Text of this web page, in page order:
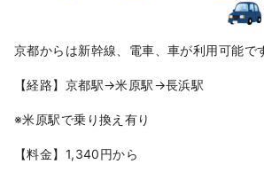
町屋ステイと貸切サ
-蔵棟（2部屋・一棟貸
組み合わせた構成。家
の一棟貸切に適してい
茶の文化をテーマにし
京都からは新幹線、電車、車が利用可能で
【経路】京都駅→米原駅→長浜駅
※米原駅で乗り換え有り
【料金】1,340円から